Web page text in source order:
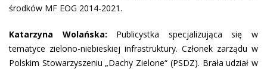
środków MF EOG 2014-2021.
Katarzyna Wolańska: Publicystka specjalizująca się w
tematyce zielono-niebieskiej infrastruktury. Członek zarządu w
Polskim Stowarzyszeniu „Dachy Zielone“ (PSDZ). Brała udział w